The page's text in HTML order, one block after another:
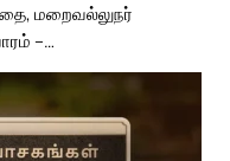
மறைவல்லுநர்
–…